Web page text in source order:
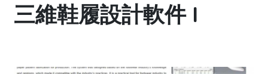
三維鞋履設計軟件 I